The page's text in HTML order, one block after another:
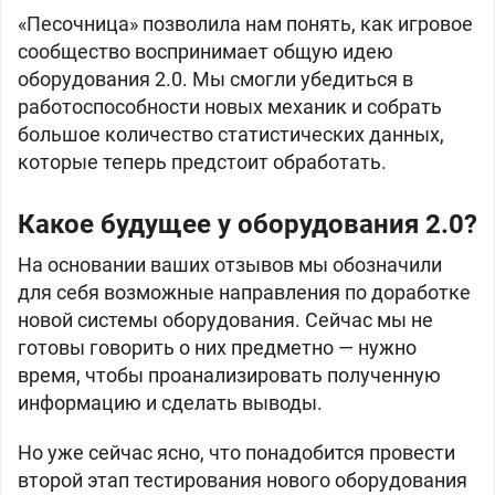
«Песочница» позволила нам понять, как игровое
сообщество воспринимает общую идею
оборудования 2.0. Мы смогли убедиться в
работоспособности новых механик и собрать
большое количество статистических данных,
которые теперь предстоит обработать.
Какое будущее у оборудования 2.0?
На основании ваших отзывов мы обозначили
для себя возможные направления по доработке
новой системы оборудования. Сейчас мы не
готовы говорить о них предметно — нужно
время, чтобы проанализировать полученную
информацию и сделать выводы.
Но уже сейчас ясно, что понадобится провести
второй этап тестирования нового оборудования